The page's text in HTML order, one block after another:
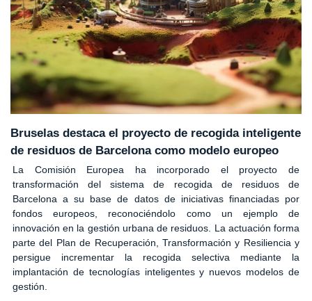
Bruselas destaca el proyecto de recogida inteligente
de residuos de Barcelona como modelo europeo
La Comisión Europea ha incorporado el proyecto de
transformación del sistema de recogida de residuos de
Barcelona a su base de datos de iniciativas financiadas por
fondos europeos, reconociéndolo como un ejemplo de
innovación en la gestión urbana de residuos. La actuación forma
parte del Plan de Recuperación, Transformación y Resiliencia y
persigue incrementar la recogida selectiva mediante la
implantación de tecnologías inteligentes y nuevos modelos de
gestión.